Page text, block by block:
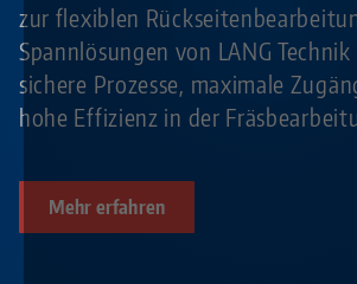
zur flexiblen
Spannlösungen von LANG
sichere Prozesse, maximale
hohe Effizienz in der
Mehr erfahren